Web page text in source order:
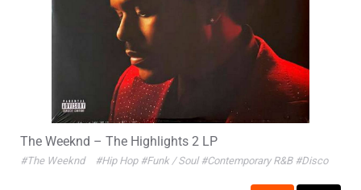
The Weeknd – The Highlights 2 LP
#The Weeknd #Hip Hop #Funk / Soul #Contemporary R&B #Disco